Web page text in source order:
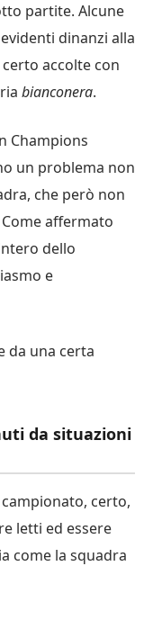
partite. Alcune
dinanzi alla
accolte con
bianconera.
Champions
un problema non
che però non
affermato
dello
e
da una certa
da situazioni
certo,
letti ed essere
come la squadra